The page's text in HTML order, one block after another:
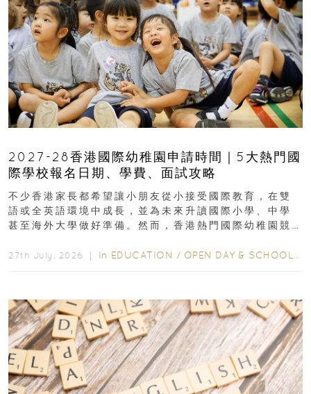
2027-28香港國際幼稚園申請時間｜5大熱門國
際學校報名日期、學費、面試攻略
不少香港家長都希望讓小朋友從小接受國際教育，在雙
語或全英語環境中成長，並為未來升讀國際小學、中學
甚至海外大學做好準備。然而，香港熱門國際幼稚園競
27th July, 2026 ｜ In EDUCATION / OPEN DAY & SCHOOL EVENTS